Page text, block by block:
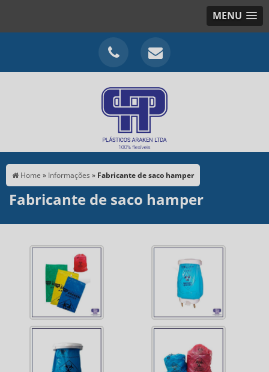
MENU
Home » Informações » Fabricante de saco hamper
Fabricante de saco hamper